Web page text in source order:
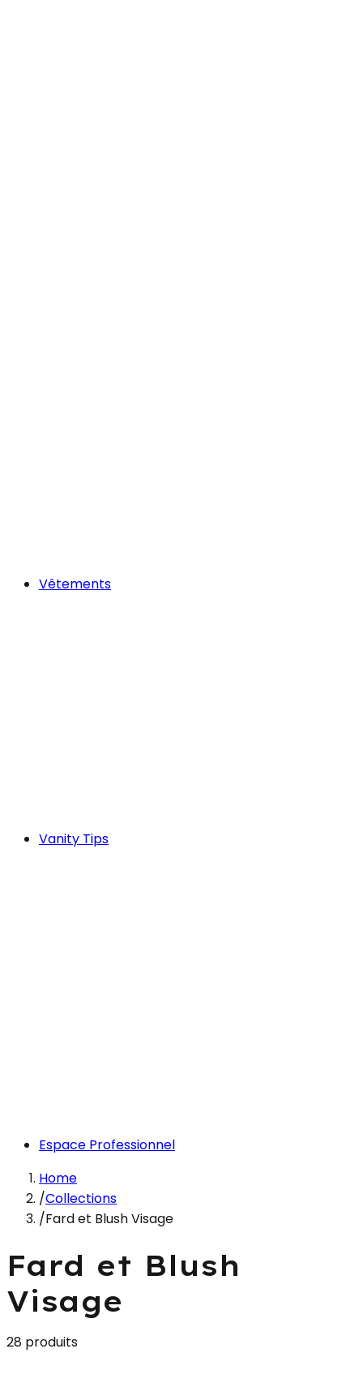
Vêtements
Vanity Tips
Espace Professionnel
Home
/Collections
/Fard et Blush Visage
Fard et Blush
Visage
28 produits